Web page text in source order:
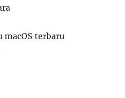
macOS terbaru